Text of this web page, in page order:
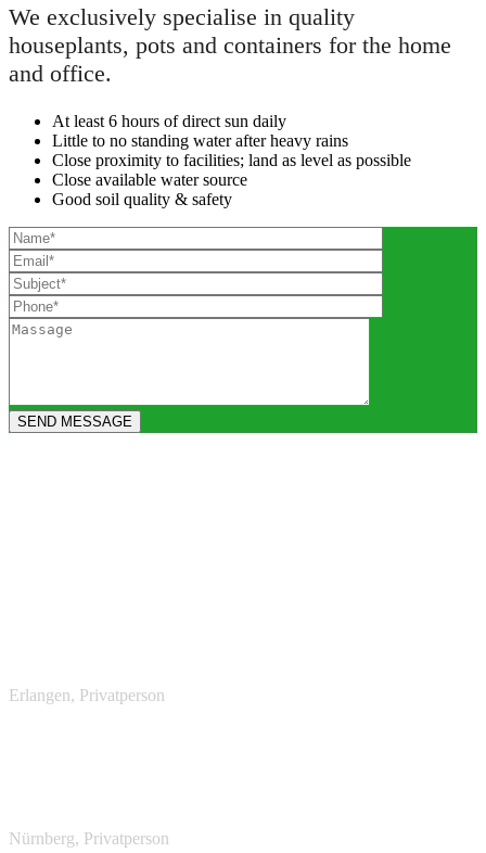
We exclusively specialise in quality
houseplants, pots and containers for the home
and office.
At least 6 hours of direct sun daily
Little to no standing water after heavy rains
Close proximity to facilities; land as level as possible
Close available water source
Good soil quality & safety
Erlangen, Privatperson
Nürnberg, Privatperson